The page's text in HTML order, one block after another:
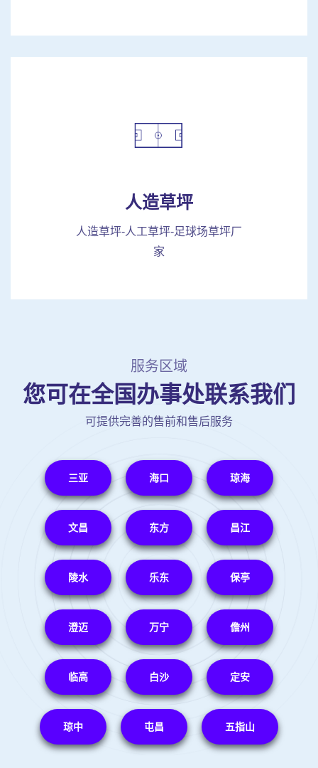
人造草坪
人造草坪-人工草坪-足球场草坪厂
家
服务区域
您可在全国办事处联系我们
可提供完善的售前和售后服务
三亚 海口 琼海
文昌 东方 昌江
陵水 乐东 保亭
澄迈 万宁 儋州
临高 白沙 定安
琼中 屯昌 五指山